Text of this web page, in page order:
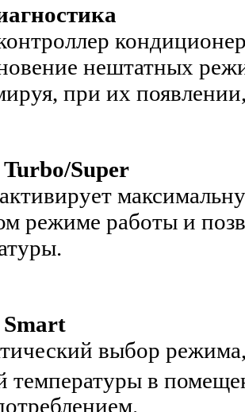
нештатных
при их
Super
режиме работы и
выбор
температуры в